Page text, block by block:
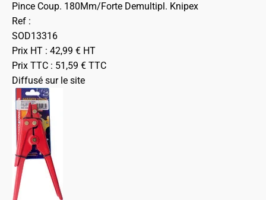
Pince Coup. 180Mm/Forte Demultipl. Knipex
Ref :
SOD13316
Prix HT : 42,99 € HT
Prix TTC : 51,59 € TTC
Diffusé sur le site